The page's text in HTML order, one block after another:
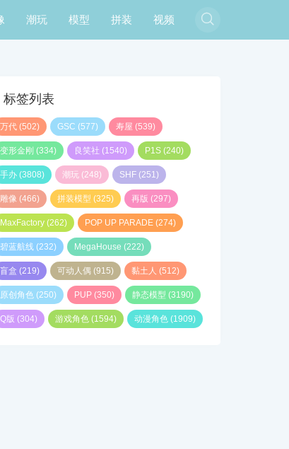
潮玩 模型 拼装 视频 
标签列表
万代 (502) GSC (577) 寿屋 (539)
变形金刚 (334) 良笑社 (1540) P1S (240)
手办 (3808) 潮玩 (248) SHF (251)
雕像 (466) 拼装模型 (325) 再版 (297)
MaxFactory (262) POP UP PARADE (274)
碧蓝航线 (232) MegaHouse (222)
盲盒 (219) 可动人偶 (915) 黏土人 (512)
原创角色 (250) PUP (350) 静态模型 (3190)
Q版 (304) 游戏角色 (1594) 动漫角色 (1909)